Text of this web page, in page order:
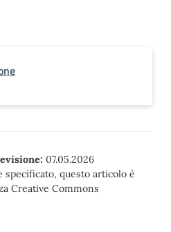
07.05.2026
specificato, questo articolo è
Creative Commons